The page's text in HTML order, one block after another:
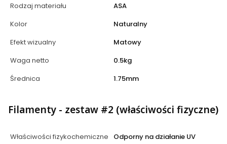
Rodzaj materiału
ASA
Kolor
Naturalny
Efekt wizualny
Matowy
Waga netto
0.5kg
Średnica
1.75mm
Filamenty - zestaw #2 (właściwości fizyczne)
Właściwości fizykochemiczne Odporny na działanie UV